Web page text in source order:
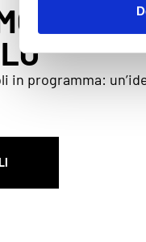
programma: